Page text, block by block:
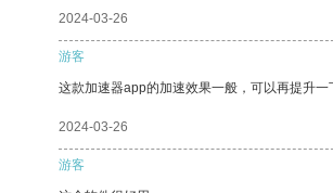
2024-03-26
游客
这款加速器app的加速效果一般，可以再提升一
2024-03-26
游客